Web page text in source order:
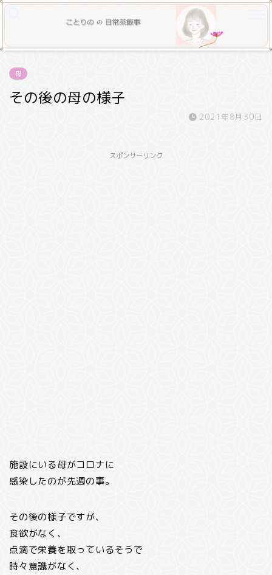
母
その後の母の様子
2021年8月30日
スポンサーリンク
施設にいる母がコロナに
感染したのが先週の事。
その後の様子ですが、
食欲がなく、
点滴で栄養を取っているそうで
時々意識がなく、